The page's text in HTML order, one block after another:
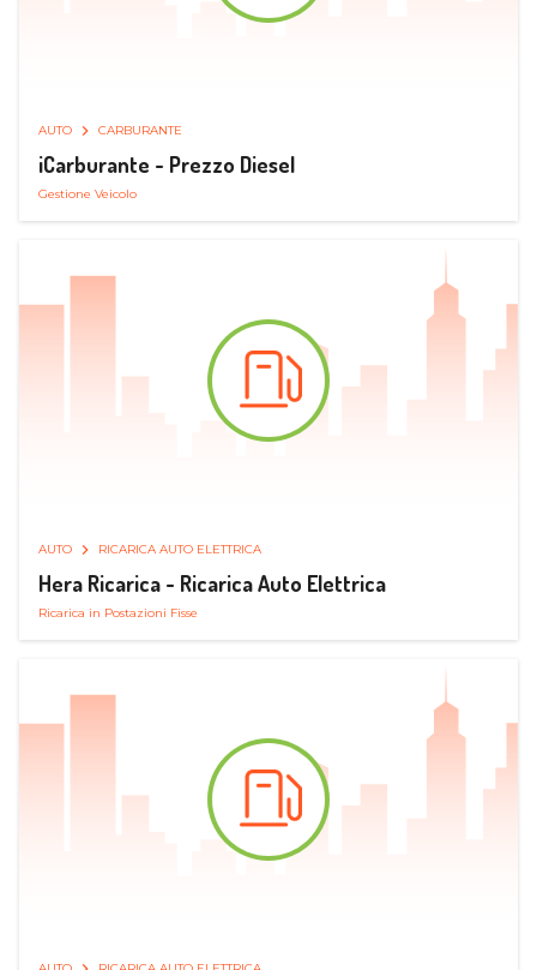
AUTO CARBURANTE
iCarburante - Prezzo Diesel
Gestione Veicolo
AUTO RICARICA AUTO ELETTRICA
Hera Ricarica - Ricarica Auto Elettrica
Ricarica in Postazioni Fisse